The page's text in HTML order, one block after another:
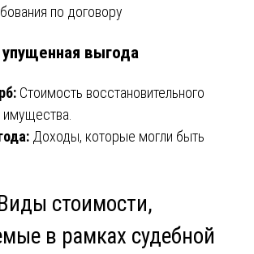
по договору
выгода
Стоимость восстановительного
имущества.
Доходы, которые могли быть
стоимости,
в рамках судебной